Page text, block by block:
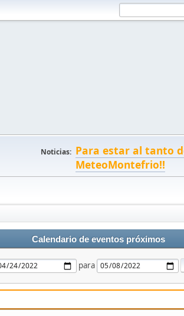
Noticias: Para estar al tanto
MeteoMontefrio!!
Calendario de eventos próximos
para